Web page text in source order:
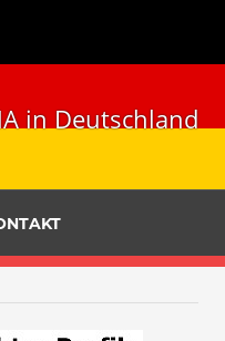
in Deutschland